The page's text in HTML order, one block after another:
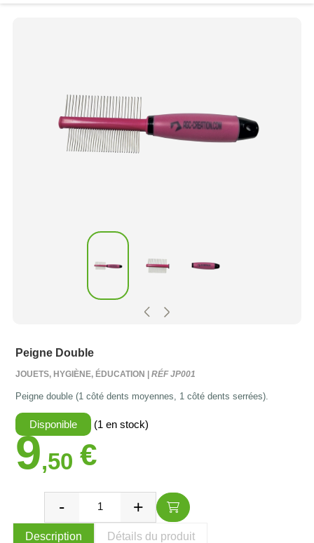
Peigne Double
JOUETS, HYGIÈNE, ÉDUCATION | RÉF JP001
Peigne double (1 côté dents moyennes, 1 côté dents serrées).
Disponible (1 en stock)
9,50 €
Description Détails du produit